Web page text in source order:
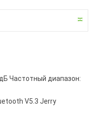
Частотный диапазон:
V5.3 Jerry